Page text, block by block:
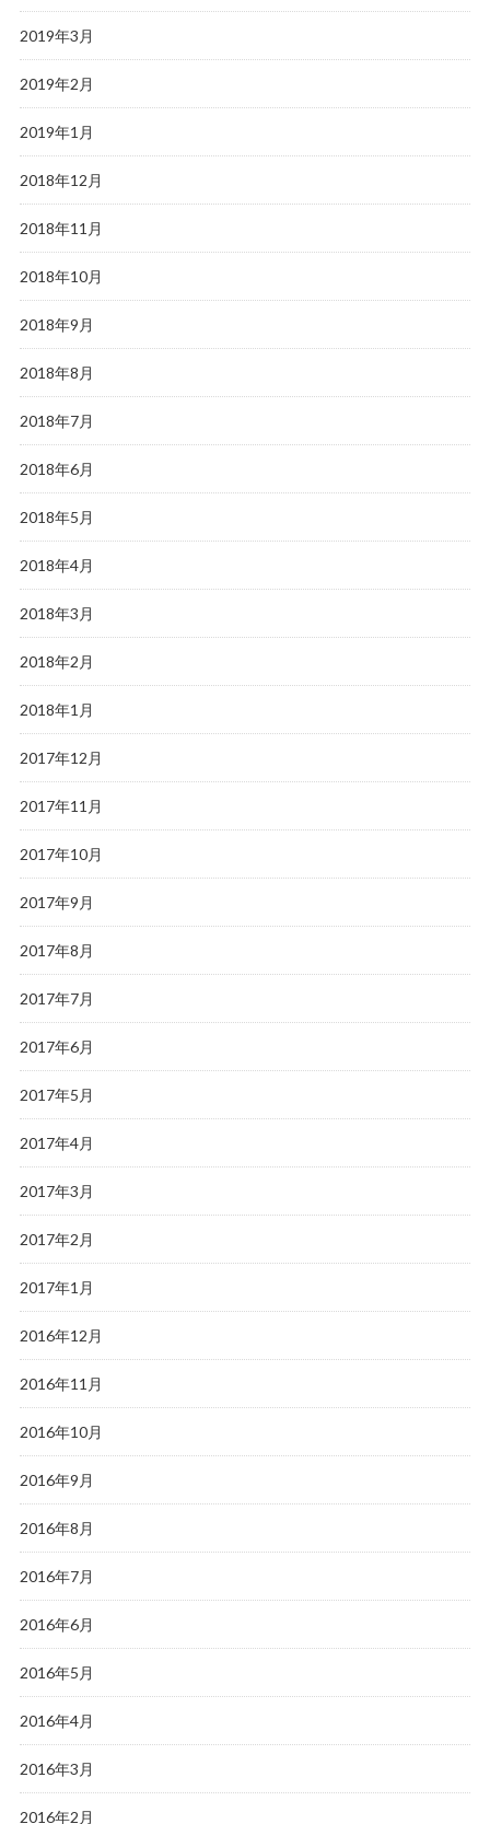
2019年3月
2019年2月
2019年1月
2018年12月
2018年11月
2018年10月
2018年9月
2018年8月
2018年7月
2018年6月
2018年5月
2018年4月
2018年3月
2018年2月
2018年1月
2017年12月
2017年11月
2017年10月
2017年9月
2017年8月
2017年7月
2017年6月
2017年5月
2017年4月
2017年3月
2017年2月
2017年1月
2016年12月
2016年11月
2016年10月
2016年9月
2016年8月
2016年7月
2016年6月
2016年5月
2016年4月
2016年3月
2016年2月